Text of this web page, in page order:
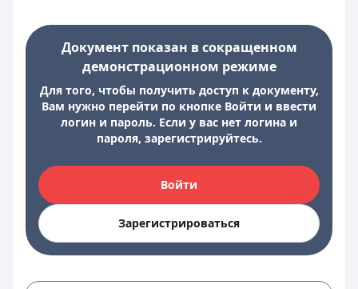
Документ показан в сокращенном
демонстрационном режиме
Для того, чтобы получить доступ к документу,
Вам нужно перейти по кнопке Войти и ввести
логин и пароль. Если у вас нет логина и
пароля, зарегистрируйтесь.
Войти
Зарегистрироваться